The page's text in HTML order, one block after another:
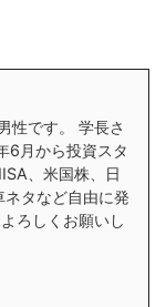
性です。 学長さ
6月から投資スタ
、米国株、日
タなど自由に発
ろしくお願いし